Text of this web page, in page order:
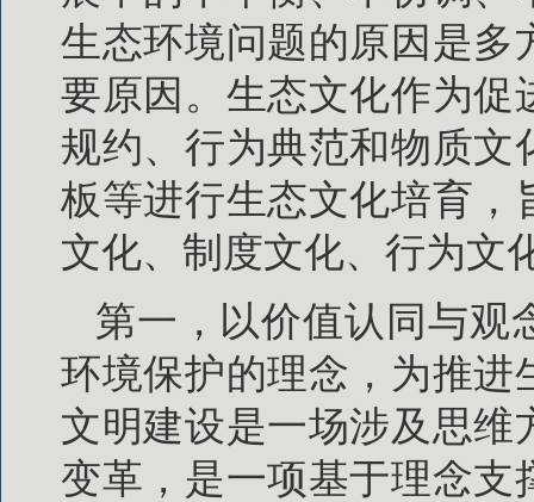
生态环境问题的原因是多
要原因。生态文化作为促
规约、行为典范和物质文
板等进行生态文化培育，
文化、制度文化、行为文
第一，以价值认同与观
环境保护的理念，为推进
文明建设是一场涉及思
变革，是一项基于理念